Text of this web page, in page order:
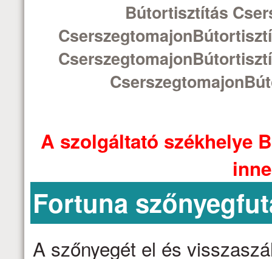
Bútortisztítás
A szolgáltató székhelye
Fortuna
A szőnyegét el és